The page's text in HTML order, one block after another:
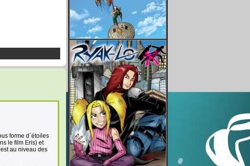
forme d´étoiles
le film Eris) et
au niveau des